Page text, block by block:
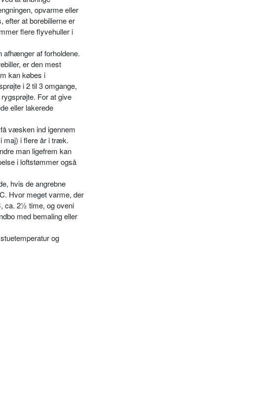
opvarme eller
at borebillerne er
flere flyvehuller i
afhænger af forholdene.
er den mest
kan købes i
i 2 til 3 omgange,
For at give
eller lakerede
væsken ind igennem
maj) i flere år i træk.
man ligefrem kan
i loftstømmer også
hvis de angrebne
Hvor meget varme, der
ca. 2½ time, og oveni
med bemaling eller
og